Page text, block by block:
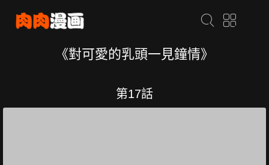
《對可愛的乳頭一見鐘情》
第17話